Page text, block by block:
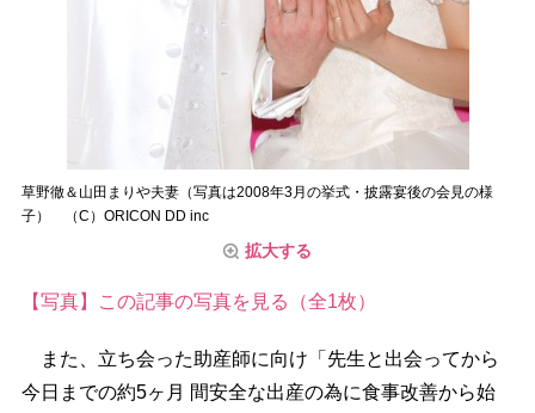
草野徹＆山田まりや夫妻（写真は2008年3月の挙式・披露宴後の会見の様
子） （C）ORICON DD inc
拡大する
【写真】この記事の写真を見る（全1枚）
また、立ち会った助産師に向け「先生と出会ってから
今日までの約5ヶ月 間安全な出産の為に食事改善から始